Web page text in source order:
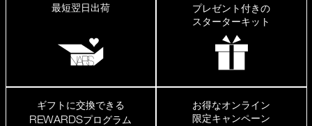
最短翌日出荷
プレゼント付きの
スターターキット
ギフトに交換できる
REWARDSプログラム
お得なオンライン
限定キャンペーン